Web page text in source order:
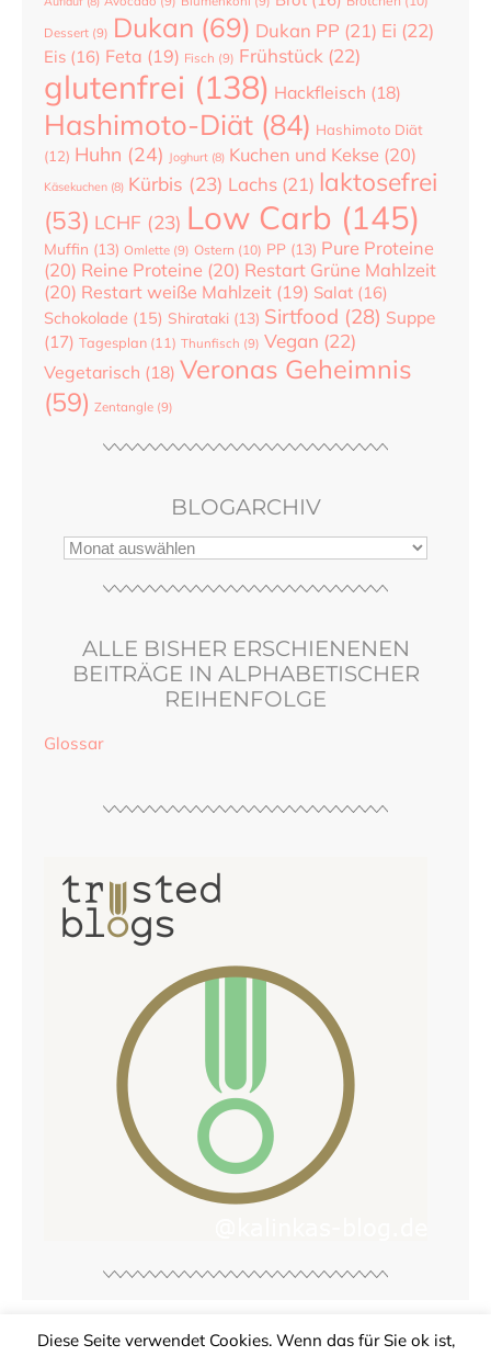
Dessert (9) Dukan (69) Dukan PP (21) Ei (22)
Eis (16) Feta (19) Fisch (9) Frühstück (22)
glutenfrei (138) Hackfleisch (18)
Hashimoto-Diät (84) Hashimoto Diät
(12) Huhn (24) Joghurt (8) Kuchen und Kekse (20)
Käsekuchen (8) Kürbis (23) Lachs (21) laktosefrei
(53) LCHF (23) Low Carb (145)
Muffin (13) Omlette (9) Ostern (10) PP (13) Pure Proteine
(20) Reine Proteine (20) Restart Grüne Mahlzeit
(20) Restart weiße Mahlzeit (19) Salat (16)
Schokolade (15) Shirataki (13) Sirtfood (28) Suppe
(17) Tagesplan (11) Thunfisch (9) Vegan (22)
Vegetarisch (18) Veronas Geheimnis
(59) Zentangle (9)
BLOGARCHIV
ALLE BISHER ERSCHIENENEN
BEITRÄGE IN ALPHABETISCHER
REIHENFOLGE
Glossar
Diese Seite verwendet Cookies. Wenn das für Sie ok ist,